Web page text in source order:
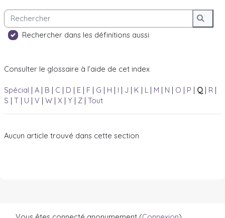
Rechercher
Rechercher dans les définitions aussi
Consulter le glossaire à l’aide de cet index
Spécial | A | B | C | D | E | F | G | H | I | J | K | L | M | N | O | P | Q | R |
S | T | U | V | W | X | Y | Z | Tout
Aucun article trouvé dans cette section